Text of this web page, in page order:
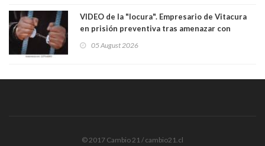
VIDEO de la "locura". Empresario de Vitacura
en prisión preventiva tras amenazar con
Los persiguió en potente camioneta
05 August 2026
© 2017 Cambio 21 / cambio21.cl